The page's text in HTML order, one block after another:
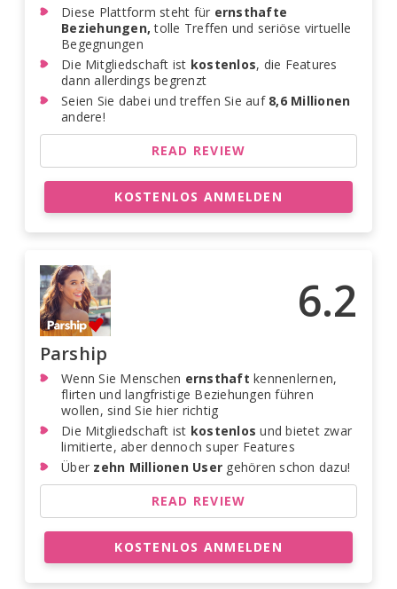
Diese Plattform steht für ernsthafte
Beziehungen, tolle Treffen und seriöse virtuelle
Begegnungen
Die Mitgliedschaft ist kostenlos, die Features
dann allerdings begrenzt
Seien Sie dabei und treffen Sie auf 8,6 Millionen
andere!
READ REVIEW
KOSTENLOS ANMELDEN
6.2
Parship
Wenn Sie Menschen ernsthaft kennenlernen,
flirten und langfristige Beziehungen führen
wollen, sind Sie hier richtig
Die Mitgliedschaft ist kostenlos und bietet zwar
limitierte, aber dennoch super Features
Über zehn Millionen User gehören schon dazu!
READ REVIEW
KOSTENLOS ANMELDEN